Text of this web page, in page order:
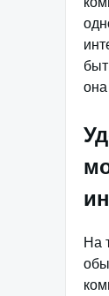
она
На